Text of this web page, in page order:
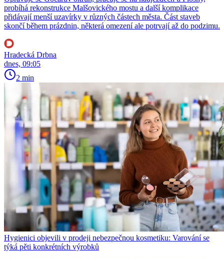
probíhá rekonstrukce Malšovického mostu a další komplikace
přidávají menší uzavírky v různých částech města. Část staveb
skončí během prázdnin, některá omezení ale potrvají až do podzimu.
Hradecká Drbna
dnes, 09:05
2 min
Hygienici objevili v prodeji nebezpečnou kosmetiku: Varování se
týká pěti konkrétních výrobků